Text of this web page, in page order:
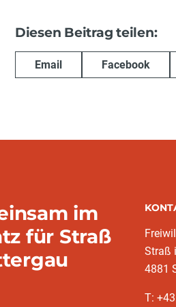
Diesen Beitrag teilen:
Email Facebook
im
für Straß
Straß
4881
T: